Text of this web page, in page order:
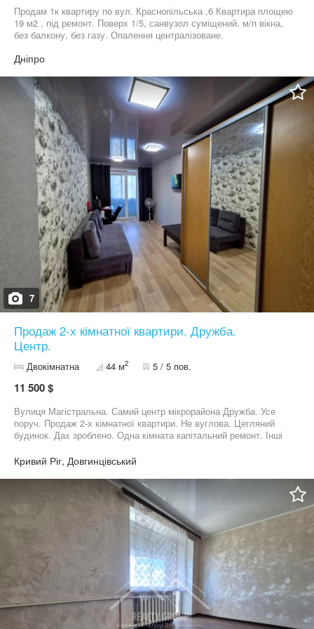
Продам 1к квартиру по вул. Краснопільська ,6 Квартира площею
19 м2 , під ремонт. Поверх 1/5, санвузол суміщений, м/п вікна,
без балкону, без газу. Опалення централізоване.
Дніпро
7
Продаж 2-х кімнатної квартири. Дружба.
Центр.
Двокімнатна 44 м2 5 / 5 пов.
11 500 $
Вулиця Магістральна. Самий центр мікрорайона Дружба. Усе
поруч. Продаж 2-х кімнатної квартири. Не вуглова. Цегляний
будинок. Дах зроблено. Одна кімната капітальний ремонт. Інші
Металопластикові вікна і труби. Бойлер. Кондиціонер. Майже
усе що на фото залишається. Поруч АТБ, Варус, магазини,
кав'ярні, спорткомплекс, центр дитячого розвитку, школи, дитячі
садочки, трамвай, маршрутки. Телефонуйте розповім
детальніше. Ваш рієлтор Бартков Роман.
Кривий Ріг, Довгинцівський